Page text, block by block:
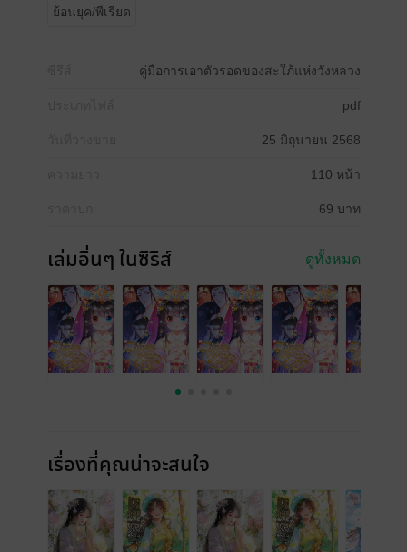
ย้อนยุค/พีเรียด
คู่มือการเอาตัวรอดของสะใภ้แห่งวังหลวง
pdf
25 มิถุนายน 2568
110 หน้า
69 บาท
เล่มอื่นๆ ในซีรีส์ ดูทั้งหมด
เรื่องที่คุณน่าจะสนใจ